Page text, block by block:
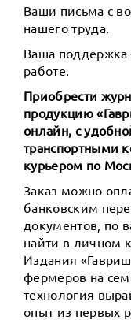
Ваши письма с
нашего труда.
Ваша
работе.
Приобрести
продукцию
онлайн, с
транспортными
курьером по
Заказ можно
банковским
документов, по
найти в личном
Издания
фермеров на
технология
опыт из первых